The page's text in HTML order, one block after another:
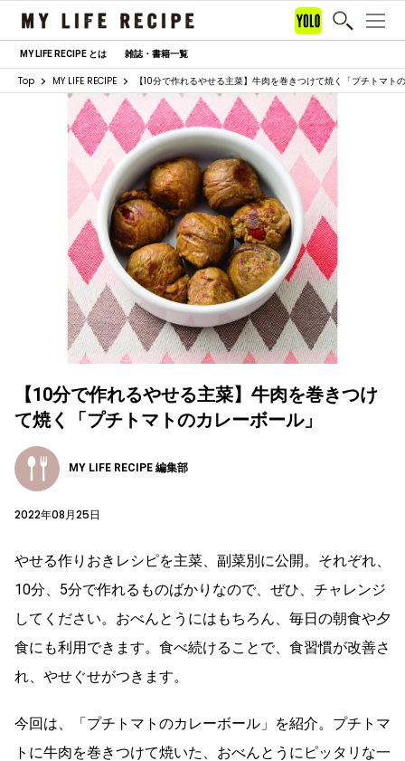
MY LIFE RECIPE とは 雑誌・書籍一覧
Top MY LIFE RECIPE 【10分で作れるやせる主菜】牛肉を巻きつけて焼く「プチトマト
【10分で作れるやせる主菜】牛肉を巻きつけ
て焼く「プチトマトのカレーボール」
MY LIFE RECIPE 編集部
2022年08月25日
やせる作りおきレシピを主菜、副菜別に公開。それぞれ、
10分、5分で作れるものばかりなので、ぜひ、チャレンジ
してください。おべんとうにはもちろん、毎日の朝食や夕
食にも利用できます。食べ続けることで、食習慣が改善さ
れ、やせぐせがつきます。
今回は、「プチトマトのカレーボール」を紹介。プチトマ
トに牛肉を巻きつけて焼いた、おべんとうにピッタリな一